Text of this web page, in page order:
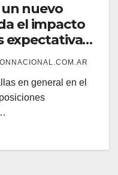
un nuevo
el impacto
expectativas
en general en el